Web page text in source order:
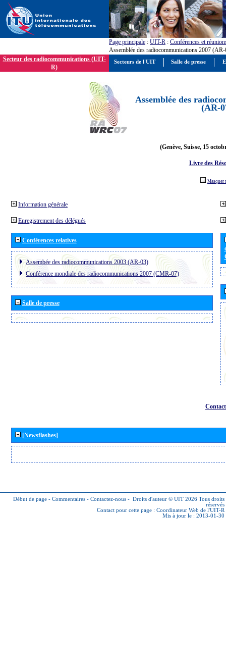
Page principale : UIT-R : Conférences et
Assemblée des radiocommunications 2007
Secteur des radiocommunications (UIT-
R)
Assemblée des
(AR-
(Genève, Suisse, 15
Livre des
Masquer
Information générale
Enregistrement des délégués
Conférences relatives
Assembée des radiocommunications 2003 (AR-03)
Conférence mondiale des radiocommunications 2007 (CMR-07)
Salle de presse
[Newsflashes]
Début de page - Commentaires - Contactez-nous - Droits d'auteur © UIT 2026 Tous droits
réservés
Contact pour cette page : Coordinateur Web de l'UIT-R
Mis à jour le : 2013-01-30
Secteurs de l'UIT Salle de presse